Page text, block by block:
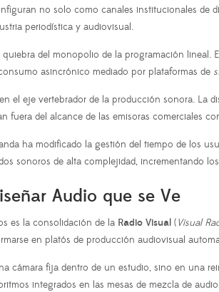
no solo como canales institucionales de
periodística y audiovisual.
del monopolio de la programación
asincrónico mediado por plataformas de
el eje vertebrador de la producción sonora. La
del alcance de las emisoras comerciales
ha modificado la gestión del tiempo de los
sonoros de alta complejidad, incrementando
Audio que se Ve
es la consolidación de la Radio Visual (Visual
en platós de producción audiovisual
cámara fija dentro de un estudio, sino en una
integrados en las mesas de mezcla de